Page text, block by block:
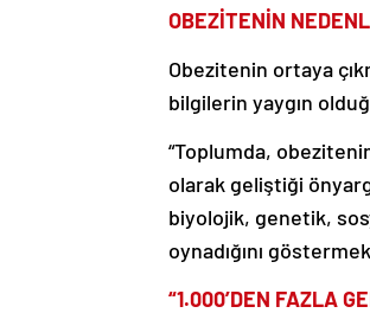
OBEZİTENİN
Obezitenin ortaya
bilgilerin yaygın
“Toplumda,
olarak geliştiği
biyolojik, genetik,
oynadığını
“1.000’DEN FAZLA